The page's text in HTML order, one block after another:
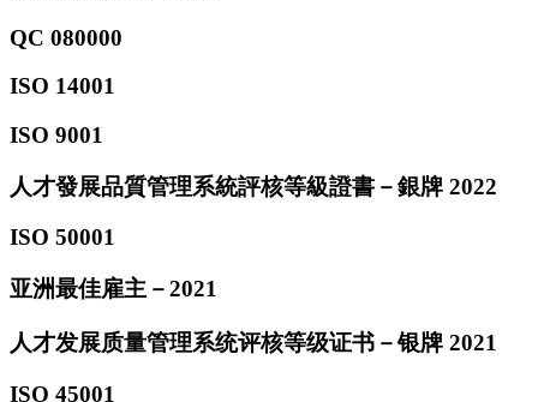
QC 080000
ISO 14001
ISO 9001
人才發展品質管理系統評核等級證書－銀牌 2022
ISO 50001
亚洲最佳雇主－2021
人才发展质量管理系统评核等级证书－银牌 2021
ISO 45001